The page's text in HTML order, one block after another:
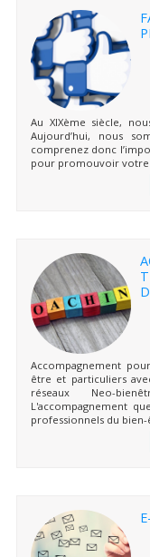
Au XIXème siècle,
Aujourd’hui, nous
comprenez donc
pour promouvoir votre
Accompagnement
être et particuliers
réseaux Neo-
L'accompagnement
professionnels du bien-